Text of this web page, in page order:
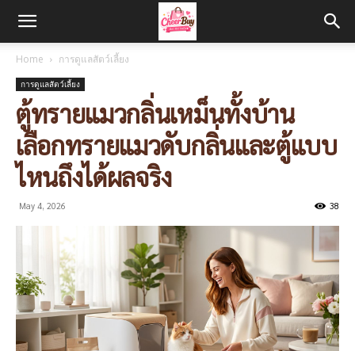
Home การดูแลสัตว์เลี้ยง
การดูแลสัตว์เลี้ยง
ตู้ทรายแมวกลิ่นเหม็นทั้งบ้าน
เลือกทรายแมวดับกลิ่นและตู้แบบ
ไหนถึงได้ผลจริง
May 4, 2026 38